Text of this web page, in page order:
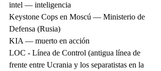
intel — inteligencia
Keystone Cops en Moscú — Ministerio de
Defensa (Rusia)
KIA — muerto en acción
LOC - Línea de Control (antigua línea de
frente entre Ucrania y los separatistas en la